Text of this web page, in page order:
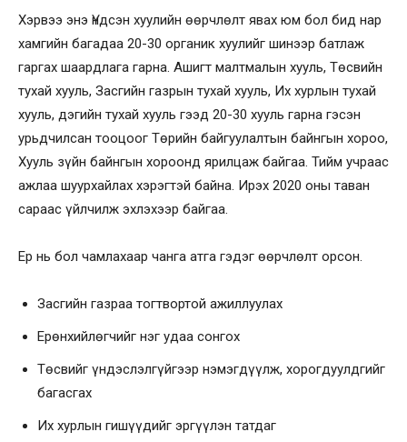
Хэрвээ энэ Үндсэн хуулийн өөрчлөлт явах юм бол бид нар
хамгийн багадаа 20-30 органик хуулийг шинээр батлаж
гаргах шаардлага гарна. Ашигт малтмалын хууль, Төсвийн
тухай хууль, Засгийн газрын тухай хууль, Их хурлын тухай
хууль, дэгийн тухай хууль гээд 20-30 хууль гарна гэсэн
урьдчилсан тооцоог Төрийн байгуулалтын байнгын хороо,
Хууль зүйн байнгын хороонд ярилцаж байгаа. Тийм учраас
ажлаа шуурхайлах хэрэгтэй байна. Ирэх 2020 оны таван
сараас үйлчилж эхлэхээр байгаа.
Ер нь бол чамлахаар чанга атга гэдэг өөрчлөлт орсон.
Засгийн газраа тогтвортой ажиллуулах
Ерөнхийлөгчийг нэг удаа сонгох
Төсвийг үндэслэлгүйгээр нэмэгдүүлж, хорогдуулдгийг
багасгах
Их хурлын гишүүдийг эргүүлэн татдаг